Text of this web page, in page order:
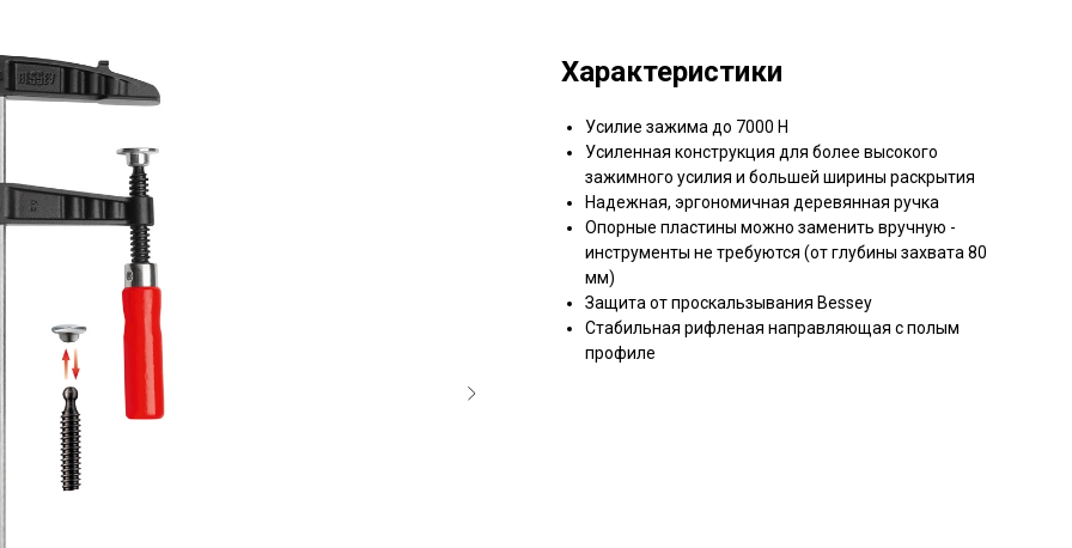
Характеристики
Усилие зажима до 7000 Н
Усиленная конструкция для более высокого
зажимного усилия и большей ширины раскрытия
Надежная, эргономичная деревянная ручка
Опорные пластины можно заменить вручную -
инструменты не требуются (от глубины захвата 80
мм)
Защита от проскальзывания Bessey
Стабильная рифленая направляющая с полым
профиле